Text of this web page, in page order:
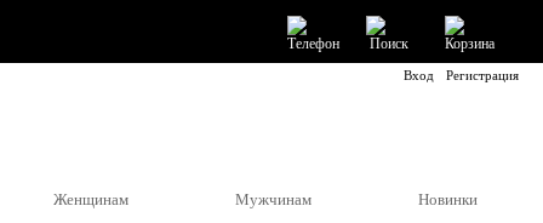
Вход Регистрация
Женщинам Мужчинам Новинки